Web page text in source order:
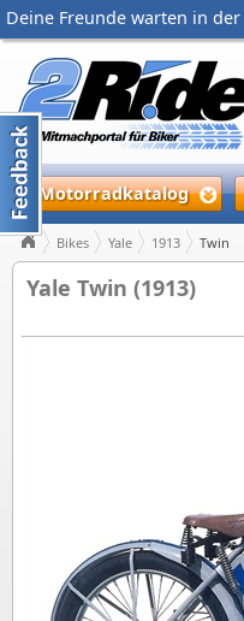
Deine Freunde warten in der
Motorradkatalog
Bikes Yale 1913 Twin
Yale Twin (1913)